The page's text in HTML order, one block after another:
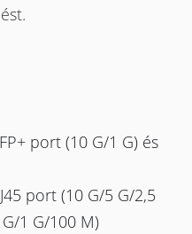
port (10 G/1 G) és
port (10 G/5 G/2,5
1 G/100 M)